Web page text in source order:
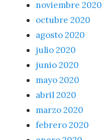
noviembre 2020
octubre 2020
agosto 2020
julio 2020
junio 2020
mayo 2020
abril 2020
marzo 2020
febrero 2020